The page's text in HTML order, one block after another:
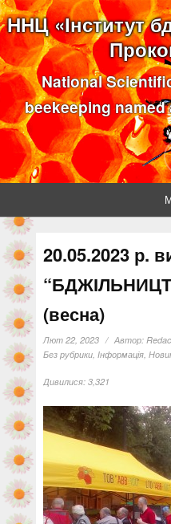
ННЦ «Інститут
National
beekeeping named
20.05.2023 р.
(весна)
Лют 22, 2023 Автор:
Без рубрики, Інформація,
Дивилися: 3,321